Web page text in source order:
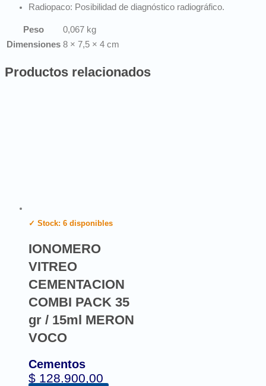
Radiopaco: Posibilidad de diagnóstico radiográfico.
Peso
0,067 kg
Dimensiones 8 × 7,5 × 4 cm
Productos relacionados
✓ Stock: 6 disponibles
IONOMERO
VITREO
CEMENTACION
COMBI PACK 35
gr / 15ml MERON
VOCO
Cementos
$ 128.900,00